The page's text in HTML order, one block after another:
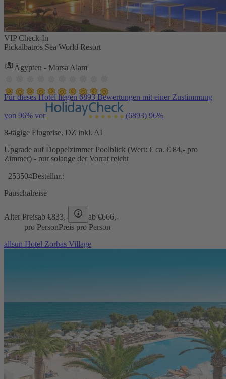
VIP Check-In
Pickalbatros Sea World Resort
Ägypten - Marsa Alam
Für dieses Hotel liegen 6893 Bewertungen mit einer Zustimmung
von 96% vor (6893) 96%
8-tägige Flugreise, DZ inkl. AI
Upgrade auf Doppelzimmer Poolblick (Wert: € ca. € 84,- pro
Zimmer) - nur solange der Vorrat reicht
253504Bestellnr.:
Pauschalreise
Alter Preisab €833,- ab €666,-
pro PersonPreis pro Person
allsun Hotel Zorbas Village